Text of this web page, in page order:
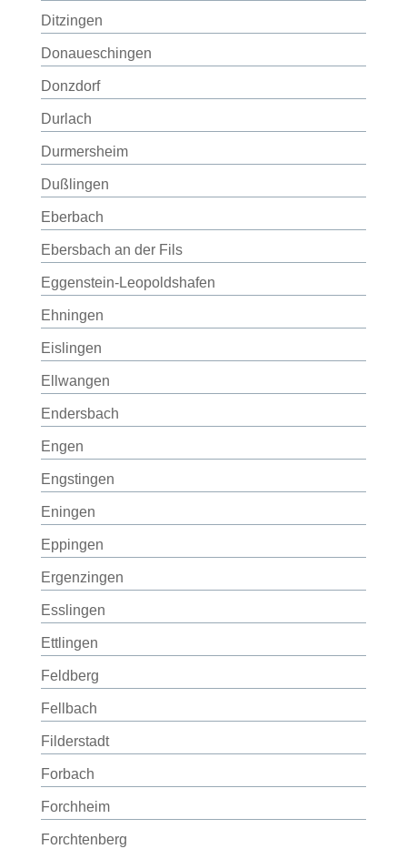
Ditzingen
Donaueschingen
Donzdorf
Durlach
Durmersheim
Dußlingen
Eberbach
Ebersbach an der Fils
Eggenstein-Leopoldshafen
Ehningen
Eislingen
Ellwangen
Endersbach
Engen
Engstingen
Eningen
Eppingen
Ergenzingen
Esslingen
Ettlingen
Feldberg
Fellbach
Filderstadt
Forbach
Forchheim
Forchtenberg